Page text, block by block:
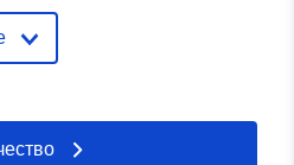
URL адрес:
http://www.rheinhausen.de
Добавено към data.europa.eu:
February 2026